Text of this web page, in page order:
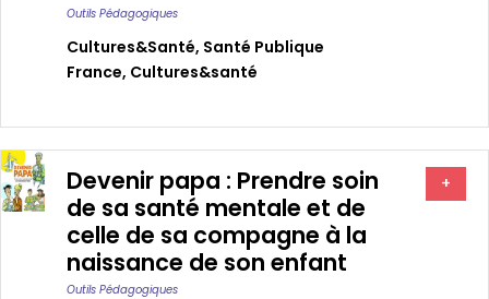
Outils Pédagogiques
Cultures&santé, Santé Publique
France, Cultures&santé
Devenir papa : Prendre soin
de sa santé mentale et de
celle de sa compagne à la
naissance de son enfant
Outils Pédagogiques
+